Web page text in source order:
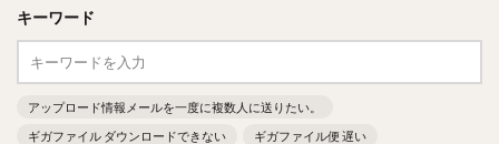
キーワード
アップロード情報メールを一度に複数人に送りたい。
ギガファイル ダウンロードできない
ギガファイル便 遅い